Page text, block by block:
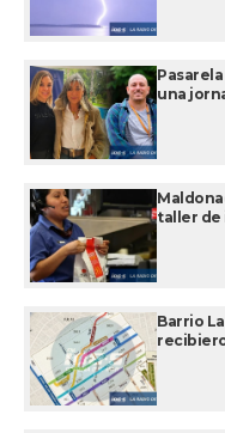
una
taller de
Barrio